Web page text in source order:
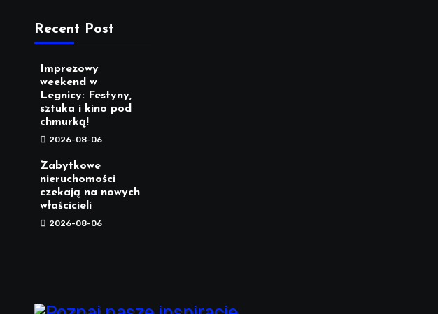
Recent Post
Imprezowy
weekend w
Legnicy: Festyny,
sztuka i kino pod
chmurką!
2026-08-06
Zabytkowe
nieruchomości
czekają na nowych
właścicieli
2026-08-06